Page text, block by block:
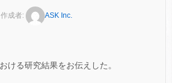
作成者: ASK Inc.
ける研究結果をお伝えした。